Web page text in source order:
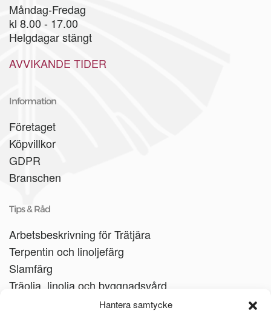
Hantera samtycke
Måndag-Fredag
kl 8.00 - 17.00
Helgdagar stängt
AVVIKANDE TIDER
Information
Företaget
Köpvillkor
GDPR
Branschen
Tips & Råd
Arbetsbeskrivning för Trätjära
Terpentin och linoljefärg
Slamfärg
Träolja, linolja och byggnadsvård